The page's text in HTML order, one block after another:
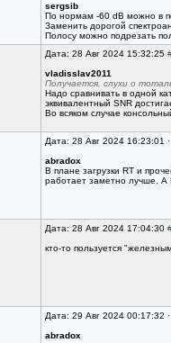
sergsib
По нормам -60 dB можно в
Заменить дорогой
Полосу можно подрезать
Дата: 28 Авг 2024 15:32:25
vladisslav2011
Получается, слухи о
Надо сравнивать в одной
эквивалентный SNR
Во всяком случае
Дата: 28 Авг 2024 16:23:01
abradox
В плане загрузки RT и
работает заметно лучше. А
Дата: 28 Авг 2024 17:04:30
кто-то пользуется
Дата: 29 Авг 2024 00:17:32
abradox